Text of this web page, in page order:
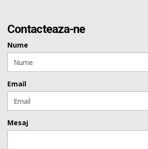
Contacteaza-ne
Nume
Email
Mesaj